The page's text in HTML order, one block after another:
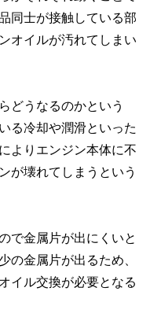
同士が接触している部
オイルが汚れてしまい
どうなるのかという
る冷却や潤滑といった
よりエンジン本体に不
が壊れてしまうという
で金属片が出にくいと
の金属片が出るため、
イル交換が必要となる